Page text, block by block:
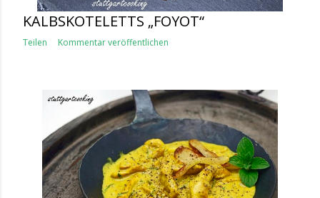
KALBSKOTELETTS „FOYOT“
Teilen Kommentar veröffentlichen